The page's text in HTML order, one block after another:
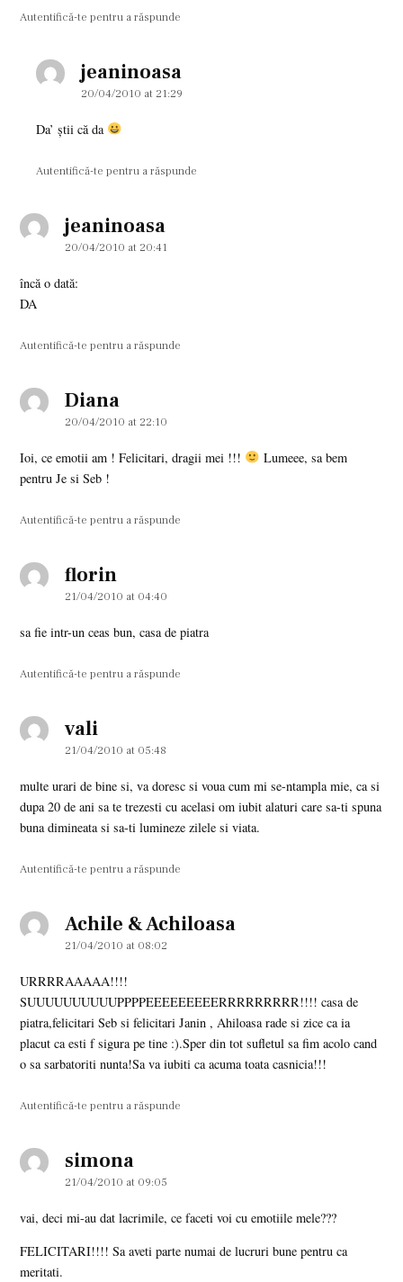
Autentifică-te pentru a răspunde
jeaninoasa
20/04/2010 at 21:29
Da’ ştii că da
Autentifică-te pentru a răspunde
jeaninoasa
20/04/2010 at 20:41
încă o dată:
DA
Autentifică-te pentru a răspunde
Diana
20/04/2010 at 22:10
Ioi, ce emotii am ! Felicitari, dragii mei !!!
Lumeee, sa bem
pentru Je si Seb !
Autentifică-te pentru a răspunde
florin
21/04/2010 at 04:40
sa fie intr-un ceas bun, casa de piatra
Autentifică-te pentru a răspunde
valisays:
21/04/2010 at 05:48
multe urari de bine si, va doresc si voua cum mi se-ntampla mie, ca si
dupa 20 de ani sa te trezesti cu acelasi om iubit alaturi care sa-ti spuna
buna dimineata si sa-ti lumineze zilele si viata.
Autentifică-te pentru a răspunde
Achile & Achiloasa
21/04/2010 at 08:02
URRRRAAAAA!!!!
SUUUUUUUUUUPPPPEEEEEEEEERRRRRRRRR!!!! casa de
piatra,felicitari Seb si felicitari Janin , Ahiloasa rade si zice ca ia
placut ca esti f sigura pe tine :).Sper din tot sufletul sa fim acolo cand
o sa sarbatoriti nunta!Sa va iubiti ca acuma toata casnicia!!!
Autentifică-te pentru a răspunde
simona
21/04/2010 at 09:05
vai, deci mi-au dat lacrimile, ce faceti voi cu emotiile mele???
FELICITARI!!!! Sa aveti parte numai de lucruri bune pentru ca
meritati.